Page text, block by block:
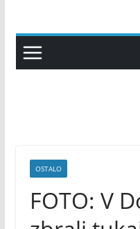
content
OSTALO
FOTO: V